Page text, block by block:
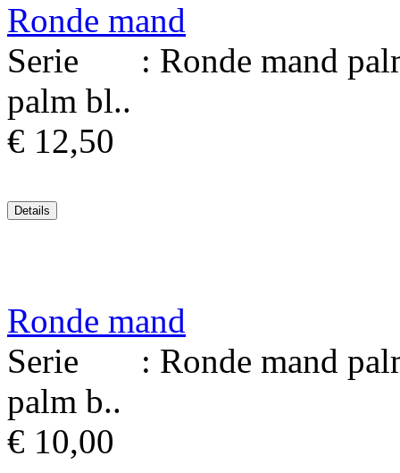
Ronde mand
Serie : Ronde mand
palm bl..
€ 12,50
Ronde mand
Serie : Ronde mand
palm b..
€ 10,00